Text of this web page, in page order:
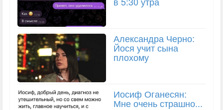
Александра Черно:
Йося учит сына
плохому
Иосиф Оганесян:
Мне очень страшно...